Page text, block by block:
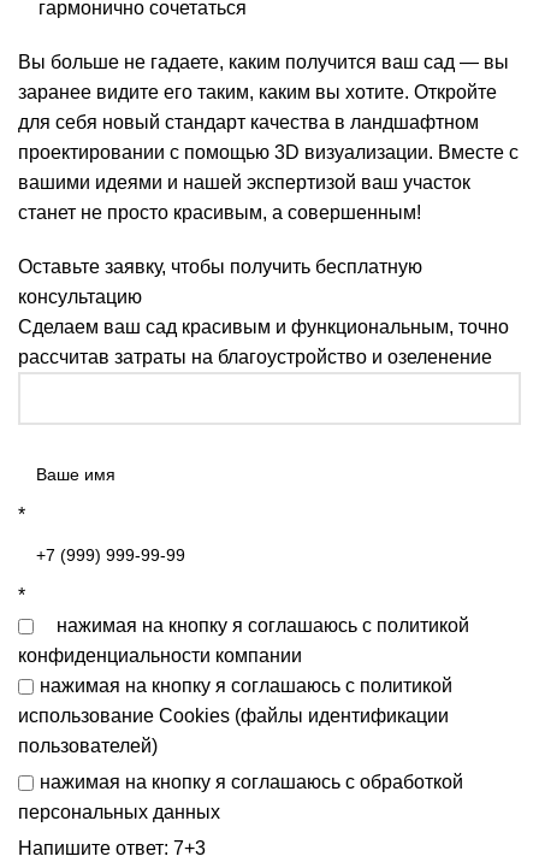
гармонично сочетаться
Вы больше не гадаете, каким получится ваш сад — вы
заранее видите его таким, каким вы хотите. Откройте
для себя новый стандарт качества в ландшафтном
проектировании с помощью 3D визуализации. Вместе с
вашими идеями и нашей экспертизой ваш участок
станет не просто красивым, а совершенным!
Оставьте заявку, чтобы получить бесплатную
консультацию
Сделаем ваш сад красивым и функциональным, точно
рассчитав затраты на благоустройство и озеленение
*
*
нажимая на кнопку я соглашаюсь с политикой
конфиденциальности компании
нажимая на кнопку я соглашаюсь с политикой
использование Cookies (файлы идентификации
пользователей)
нажимая на кнопку я соглашаюсь с обработкой
персональных данных
Напишите ответ: 7+3